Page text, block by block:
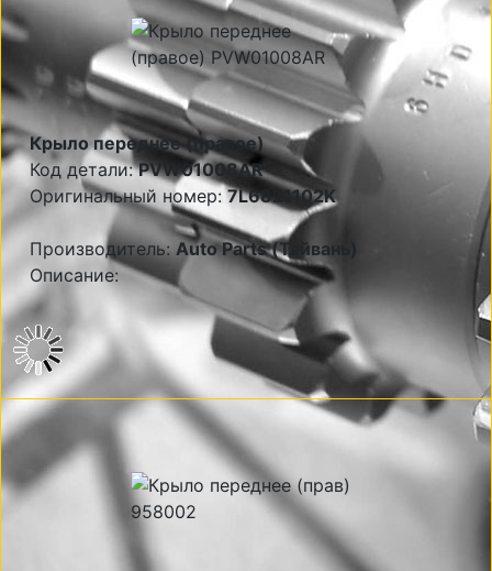
Крыло переднее (правое)
Код детали:PVW01008AR
Оригинальный номер:7L6821102K
Производитель: Auto Parts (Тайвань)
Описание: